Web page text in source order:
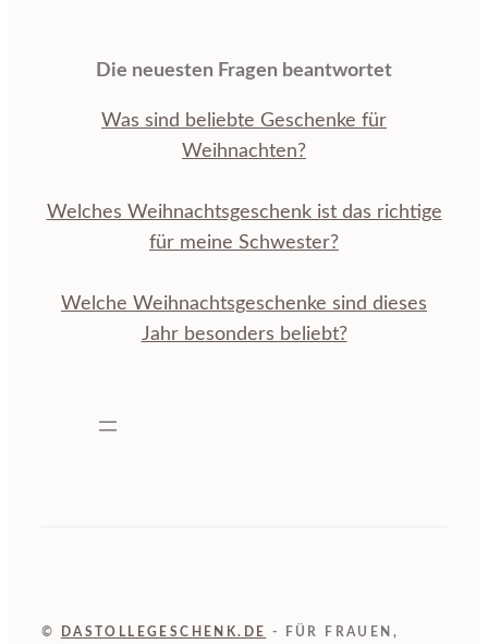
Die neuesten Fragen beantwortet
Was sind beliebte Geschenke für
Weihnachten?
Welches Weihnachtsgeschenk ist das richtige
für meine Schwester?
Welche Weihnachtsgeschenke sind dieses
Jahr besonders beliebt?
© DASTOLLEGESCHENK.DE - FÜR FRAUEN,